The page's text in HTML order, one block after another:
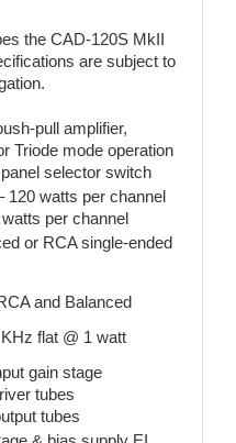
the CAD-120S MkII
are subject to
pull amplifier,
Triode mode operation
selector switch
120 watts per channel
per channel
or RCA single-ended
and Balanced
flat @ 1 watt
gain stage
tubes
tubes